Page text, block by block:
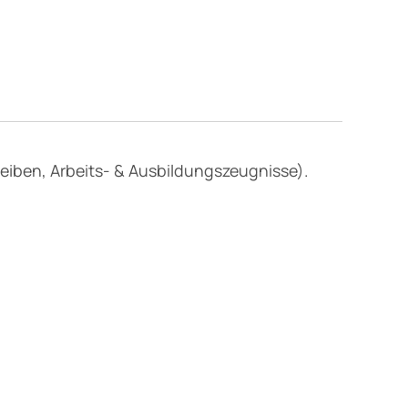
Arbeits- & Ausbildungszeugnisse).